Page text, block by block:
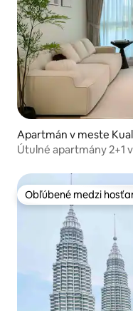
Apartmán v meste
Útulné apartmány 2+1
Obľúbené medzi
Obľúbené medzi